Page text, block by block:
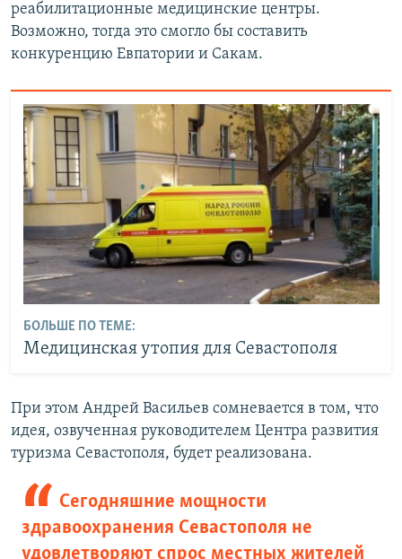
реабилитационные медицинские центры.
Возможно, тогда это смогло бы составить
конкуренцию Евпатории и Сакам.
БОЛЬШЕ ПО ТЕМЕ:
Медицинская утопия для Севастополя
При этом Андрей Васильев сомневается в том, что
идея, озвученная руководителем Центра развития
туризма Севастополя, будет реализована.
Сегодняшние мощности
здравоохранения Севастополя не
удовлетворяют спрос местных жителей